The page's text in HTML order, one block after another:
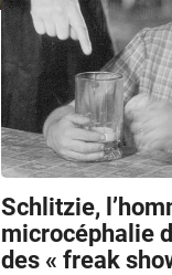
Schlitzie,
microcéphalie
des « freak